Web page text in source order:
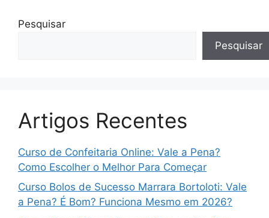
Pesquisar
Pesquisar
Artigos Recentes
Curso de Confeitaria Online: Vale a Pena?
Como Escolher o Melhor Para Começar
Curso Bolos de Sucesso Marrara Bortoloti: Vale
a Pena? É Bom? Funciona Mesmo em 2026?